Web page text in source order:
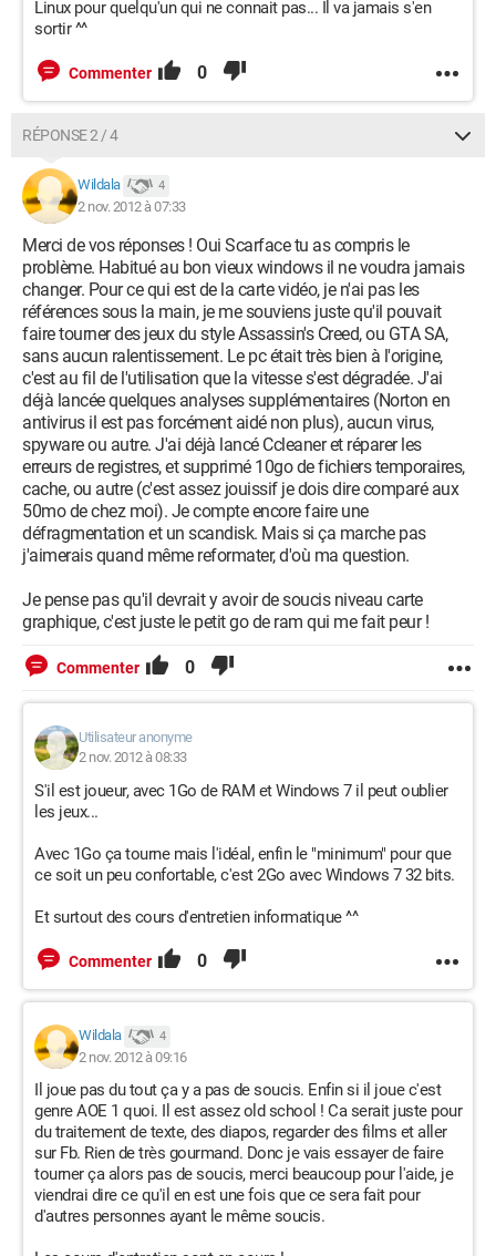
Linux pour quelqu'un qui ne connait pas... Il va jamais s'en
sortir ^^
Commenter 0
RÉPONSE 2 / 4
Wildala 4
2 nov. 2012 à 07:33
Merci de vos réponses ! Oui Scarface tu as compris le
problème. Habitué au bon vieux windows il ne voudra jamais
changer. Pour ce qui est de la carte vidéo, je n'ai pas les
références sous la main, je me souviens juste qu'il pouvait
faire tourner des jeux du style Assassin's Creed, ou GTA SA,
sans aucun ralentissement. Le pc était très bien à l'origine,
c'est au fil de l'utilisation que la vitesse s'est dégradée. J'ai
déjà lancée quelques analyses supplémentaires (Norton en
antivirus il est pas forcément aidé non plus), aucun virus,
spyware ou autre. J'ai déjà lancé Ccleaner et réparer les
erreurs de registres, et supprimé 10go de fichiers temporaires,
cache, ou autre (c'est assez jouissif je dois dire comparé aux
50mo de chez moi). Je compte encore faire une
défragmentation et un scandisk. Mais si ça marche pas
j'aimerais quand même reformater, d'où ma question.
Je pense pas qu'il devrait y avoir de soucis niveau carte
graphique, c'est juste le petit go de ram qui me fait peur !
Commenter 0
Utilisateur anonyme
2 nov. 2012 à 08:33
S'il est joueur, avec 1Go de RAM et Windows 7 il peut oublier
les jeux...
Avec 1Go ça tourne mais l'idéal, enfin le "minimum" pour que
ce soit un peu confortable, c'est 2Go avec Windows 7 32 bits.
Et surtout des cours d'entretien informatique ^^
Commenter 0
Wildala 4
2 nov. 2012 à 09:16
Il joue pas du tout ça y a pas de soucis. Enfin si il joue c'est
genre AOE 1 quoi. Il est assez old school ! Ca serait juste pour
du traitement de texte, des diapos, regarder des films et aller
sur Fb. Rien de très gourmand. Donc je vais essayer de faire
tourner ça alors pas de soucis, merci beaucoup pour l'aide, je
viendrai dire ce qu'il en est une fois que ce sera fait pour
d'autres personnes ayant le même soucis.